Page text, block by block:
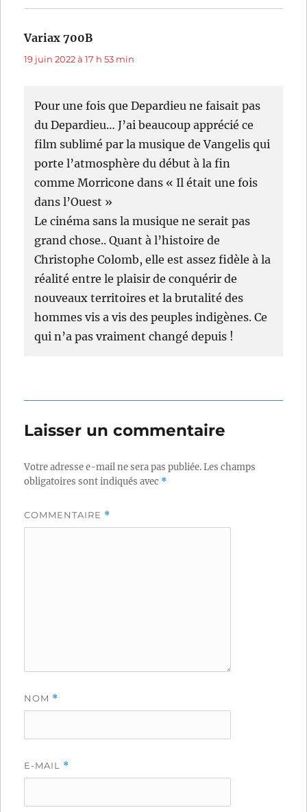
Variax 700B
19 juin 2022 à 17 h 53 min
Pour une fois que Depardieu ne faisait pas
du Depardieu… J’ai beaucoup apprécié ce
film sublimé par la musique de Vangelis qui
porte l’atmosphère du début à la fin
comme Morricone dans « Il était une fois
dans l’Ouest »
Le cinéma sans la musique ne serait pas
grand chose.. Quant à l’histoire de
Christophe Colomb, elle est assez fidèle à la
réalité entre le plaisir de conquérir de
nouveaux territoires et la brutalité des
hommes vis a vis des peuples indigènes. Ce
qui n’a pas vraiment changé depuis !
Laisser un commentaire
Votre adresse e-mail ne sera pas publiée.Les champs
obligatoires sont indiqués avec *
COMMENTAIRE *
NOM *
E-MAIL *